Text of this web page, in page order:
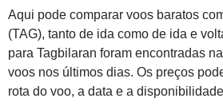
Aqui pode comparar voos baratos
(TAG), tanto de ida como de ida e
para Tagbilaran foram encontradas
voos nos últimos dias. Os preços
rota do voo, a data e a